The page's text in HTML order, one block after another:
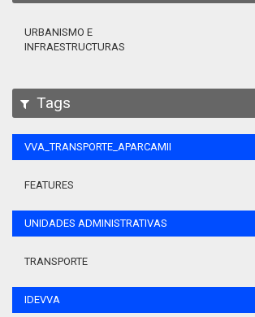
URBANISMO E
INFRAESTRUCTURAS
Tags
VVA_TRANSPORTE_APARCAMIENTO_MOTOS_105
FEATURES
UNIDADES ADMINISTRATIVAS
TRANSPORTE
IDEVVA